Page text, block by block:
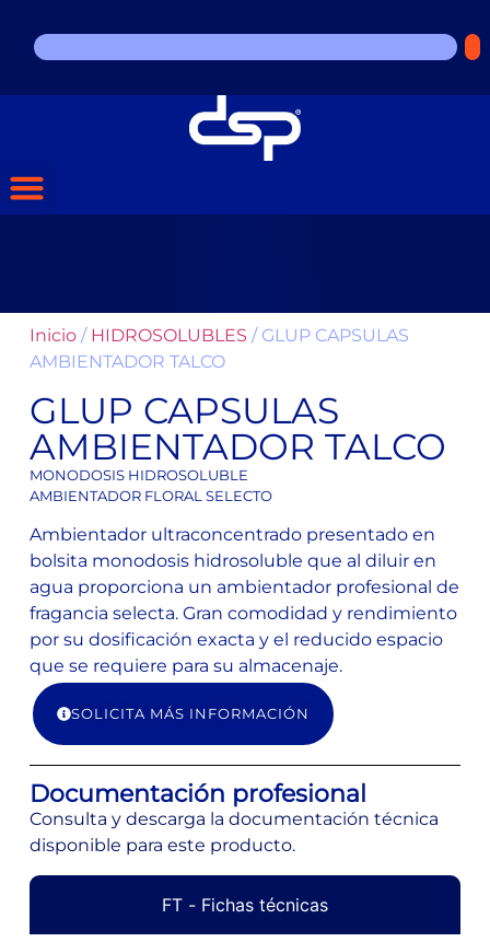
Inicio/ HIDROSOLUBLES / GLUP CAPSULAS
AMBIENTADOR TALCO
GLUP CAPSULAS
AMBIENTADOR TALCO
MONODOSIS HIDROSOLUBLE
AMBIENTADOR FLORAL SELECTO
Ambientador ultraconcentrado presentado en
bolsita monodosis hidrosoluble que al diluir en
agua proporciona un ambientador profesional de
fragancia selecta. Gran comodidad y rendimiento
por su dosificación exacta y el reducido espacio
que se requiere para su almacenaje.
SOLICITA MÁS INFORMACIÓN
Documentación profesional
Consulta y descarga la documentación técnica
disponible para este producto.
FT - Fichas técnicas